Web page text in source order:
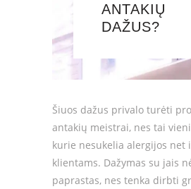
ANTAKIŲ
DAŽUS?
Šiuos dažus privalo turėti
antakių meistrai, nes tai
kurie nesukelia alergijos net
klientams. Dažymas su jais
paprastas, nes tenka dirbti